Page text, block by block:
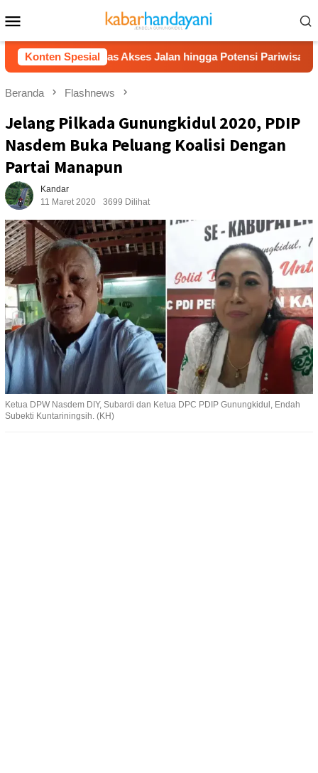
ke
kontenMobile
Konten Spesial
Bahas Akses Jalan hingga Potensi Pariwisata
Beranda Flashnews
Jelang Pilkada Gunungkidul 2020, PDIP
Nasdem Buka Peluang Koalisi Dengan
Partai Manapun
Kandar
11 Maret 2020
3699 Dilihat
Ketua DPW Nasdem DIY, Subardi dan Ketua DPC PDIP Gunungkidul, Endah
Subekti Kuntariningsih. (KH)